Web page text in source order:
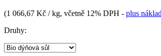
(1 066,67 Kč / kg, včetně 12% DPH - plus
Druhy: